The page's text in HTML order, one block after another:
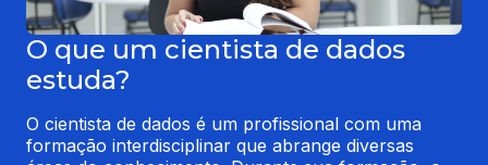
O que um cientista de dados
estuda?
O cientista de dados é um profissional com uma
formação interdisciplinar que abrange diversas